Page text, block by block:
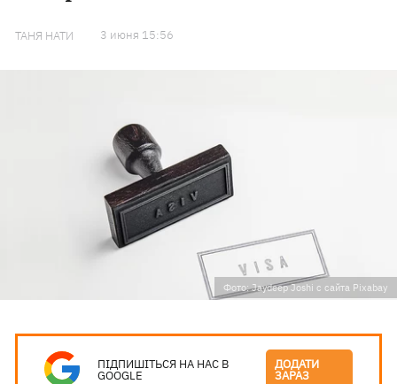
ТАНЯ НАТИ 3 июня 15:56
Фото: Jaydeep Joshi с сайта Pixabay
ПІДПИШІТЬСЯ НА НАС В
GOOGLE
ДОДАТИ
ЗАРАЗ